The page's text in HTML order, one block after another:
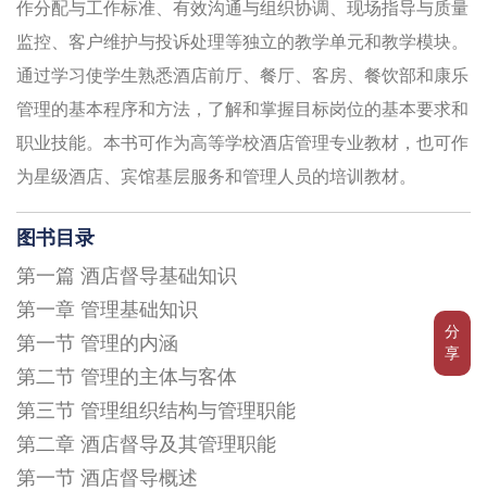
分
享
作分配与工作标准、有效沟通与组织协调、现场指导与质量
监控、客户维护与投诉处理等独立的教学单元和教学模块。
通过学习使学生熟悉酒店前厅、餐厅、客房、餐饮部和康乐
管理的基本程序和方法，了解和掌握目标岗位的基本要求和
职业技能。本书可作为高等学校酒店管理专业教材，也可作
为星级酒店、宾馆基层服务和管理人员的培训教材。
图书目录
第一篇 酒店督导基础知识
第一章 管理基础知识
第一节 管理的内涵
第二节 管理的主体与客体
第三节 管理组织结构与管理职能
第二章 酒店督导及其管理职能
第一节 酒店督导概述